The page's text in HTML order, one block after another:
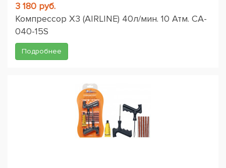
3 180 руб.
Компрессор X3 (AIRLINE) 40л/мин. 10 Атм. CA-
040-15S
Подробнее